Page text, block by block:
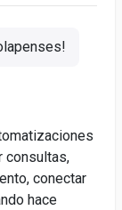
consultas,
conectar
hace